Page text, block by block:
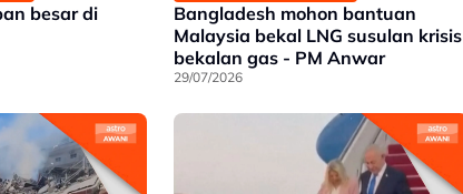
besar di
Bangladesh mohon bantuan
Malaysia bekal LNG susulan krisis
bekalan gas - PM Anwar
29/07/2026